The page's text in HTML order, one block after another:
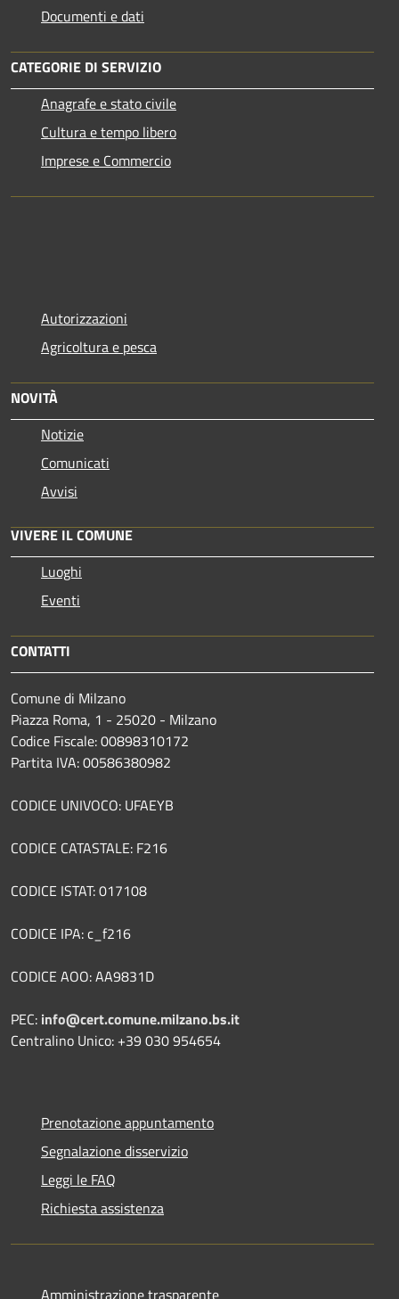
Documenti e dati
CATEGORIE DI SERVIZIO
Anagrafe e stato civile
Cultura e tempo libero
Imprese e Commercio
Autorizzazioni
Agricoltura e pesca
NOVITÀ
Notizie
Comunicati
Avvisi
VIVERE IL COMUNE
Luoghi
Eventi
CONTATTI
Comune di Milzano
Piazza Roma, 1 - 25020 - Milzano
Codice Fiscale: 00898310172
Partita IVA: 00586380982
CODICE UNIVOCO: UFAEYB
CODICE CATASTALE: F216
CODICE ISTAT: 017108
CODICE IPA: c_f216
CODICE AOO: AA9831D
PEC: info@cert.comune.milzano.bs.it
Centralino Unico: +39 030 954654
Prenotazione appuntamento
Segnalazione disservizio
Leggi le FAQ
Richiesta assistenza
Amministrazione trasparente